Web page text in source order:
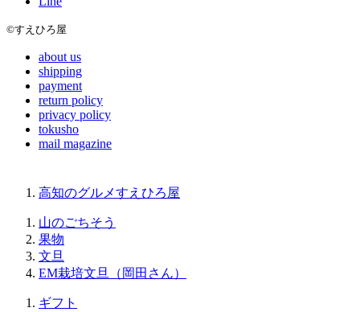
©すえひろ屋
about us
shipping
payment
return policy
privacy policy
tokusho
mail magazine
高知のグルメすえひろ屋
山のごちそう
果物
文旦
EM栽培文旦（岡田さん）
ギフト